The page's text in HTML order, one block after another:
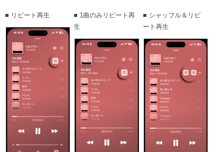
■ リピート再生
■ 1曲のみリピート再
生
■ シャッフル＆リピ
ート再生